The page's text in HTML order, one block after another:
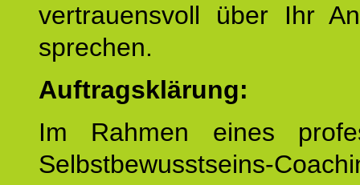
vertrauensvoll über Ihr
sprechen.
Auftragsklärung:
Im Rahmen eines
Selbstbewusstseins-